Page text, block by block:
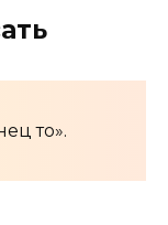
то».